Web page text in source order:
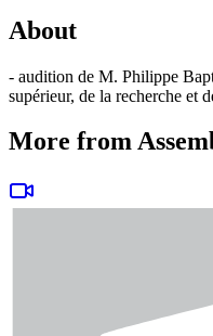
About
- audition de M. Philippe
supérieur, de la recherche et
More from